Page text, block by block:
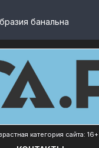
банальна
категория сайта: 16+